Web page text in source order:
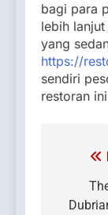
bagi para
lebih
yang
https://
sendiri
restoran
Post